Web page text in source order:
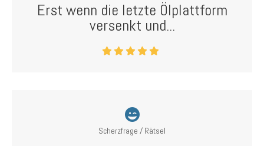
Erst wenn die letzte Ölplattform
versenkt und...
Scherzfrage / Rätsel